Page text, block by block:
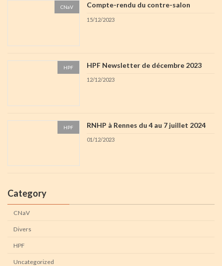
CNaV Compte-rendu du contre-salon
15/12/2023
HPF HPF Newsletter de décembre 2023
12/12/2023
HPF RNHP à Rennes du 4 au 7 juillet 2024
01/12/2023
Category
CNaV
Divers
HPF
Uncategorized